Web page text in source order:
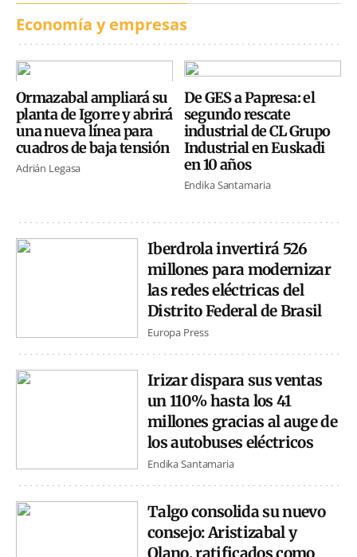
Economía y empresas
Ormazabal ampliará su
planta de Igorre y abrirá
una nueva línea para
cuadros de baja tensión
Adrián Legasa
De GES a Papresa: el
segundo rescate
industrial de CL Grupo
Industrial en Euskadi
en 10 años
Endika Santamaria
Iberdrola invertirá 526
millones para modernizar
las redes eléctricas del
Distrito Federal de Brasil
Europa Press
Irizar dispara sus ventas
un 110% hasta los 41
millones gracias al auge de
los autobuses eléctricos
Endika Santamaria
Talgo consolida su nuevo
consejo: Aristizabal y
Olano, ratificados como